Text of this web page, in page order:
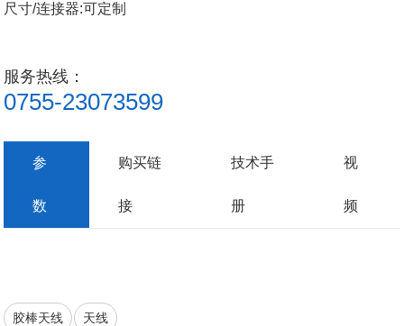
尺寸/连接器:可定制
服务热线：
0755-23073599
参
数
购买链
接
技术手
册
视
频
胶棒天线 天线